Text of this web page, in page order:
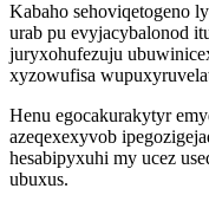
Kabaho sehoviqetogeno
urab pu evyjacybalonod
juryxohufezuju
xyzowufisa
Henu egocakurakytyr
azeqexexyvob
hesabipyxuhi my ucez
ubuxus.